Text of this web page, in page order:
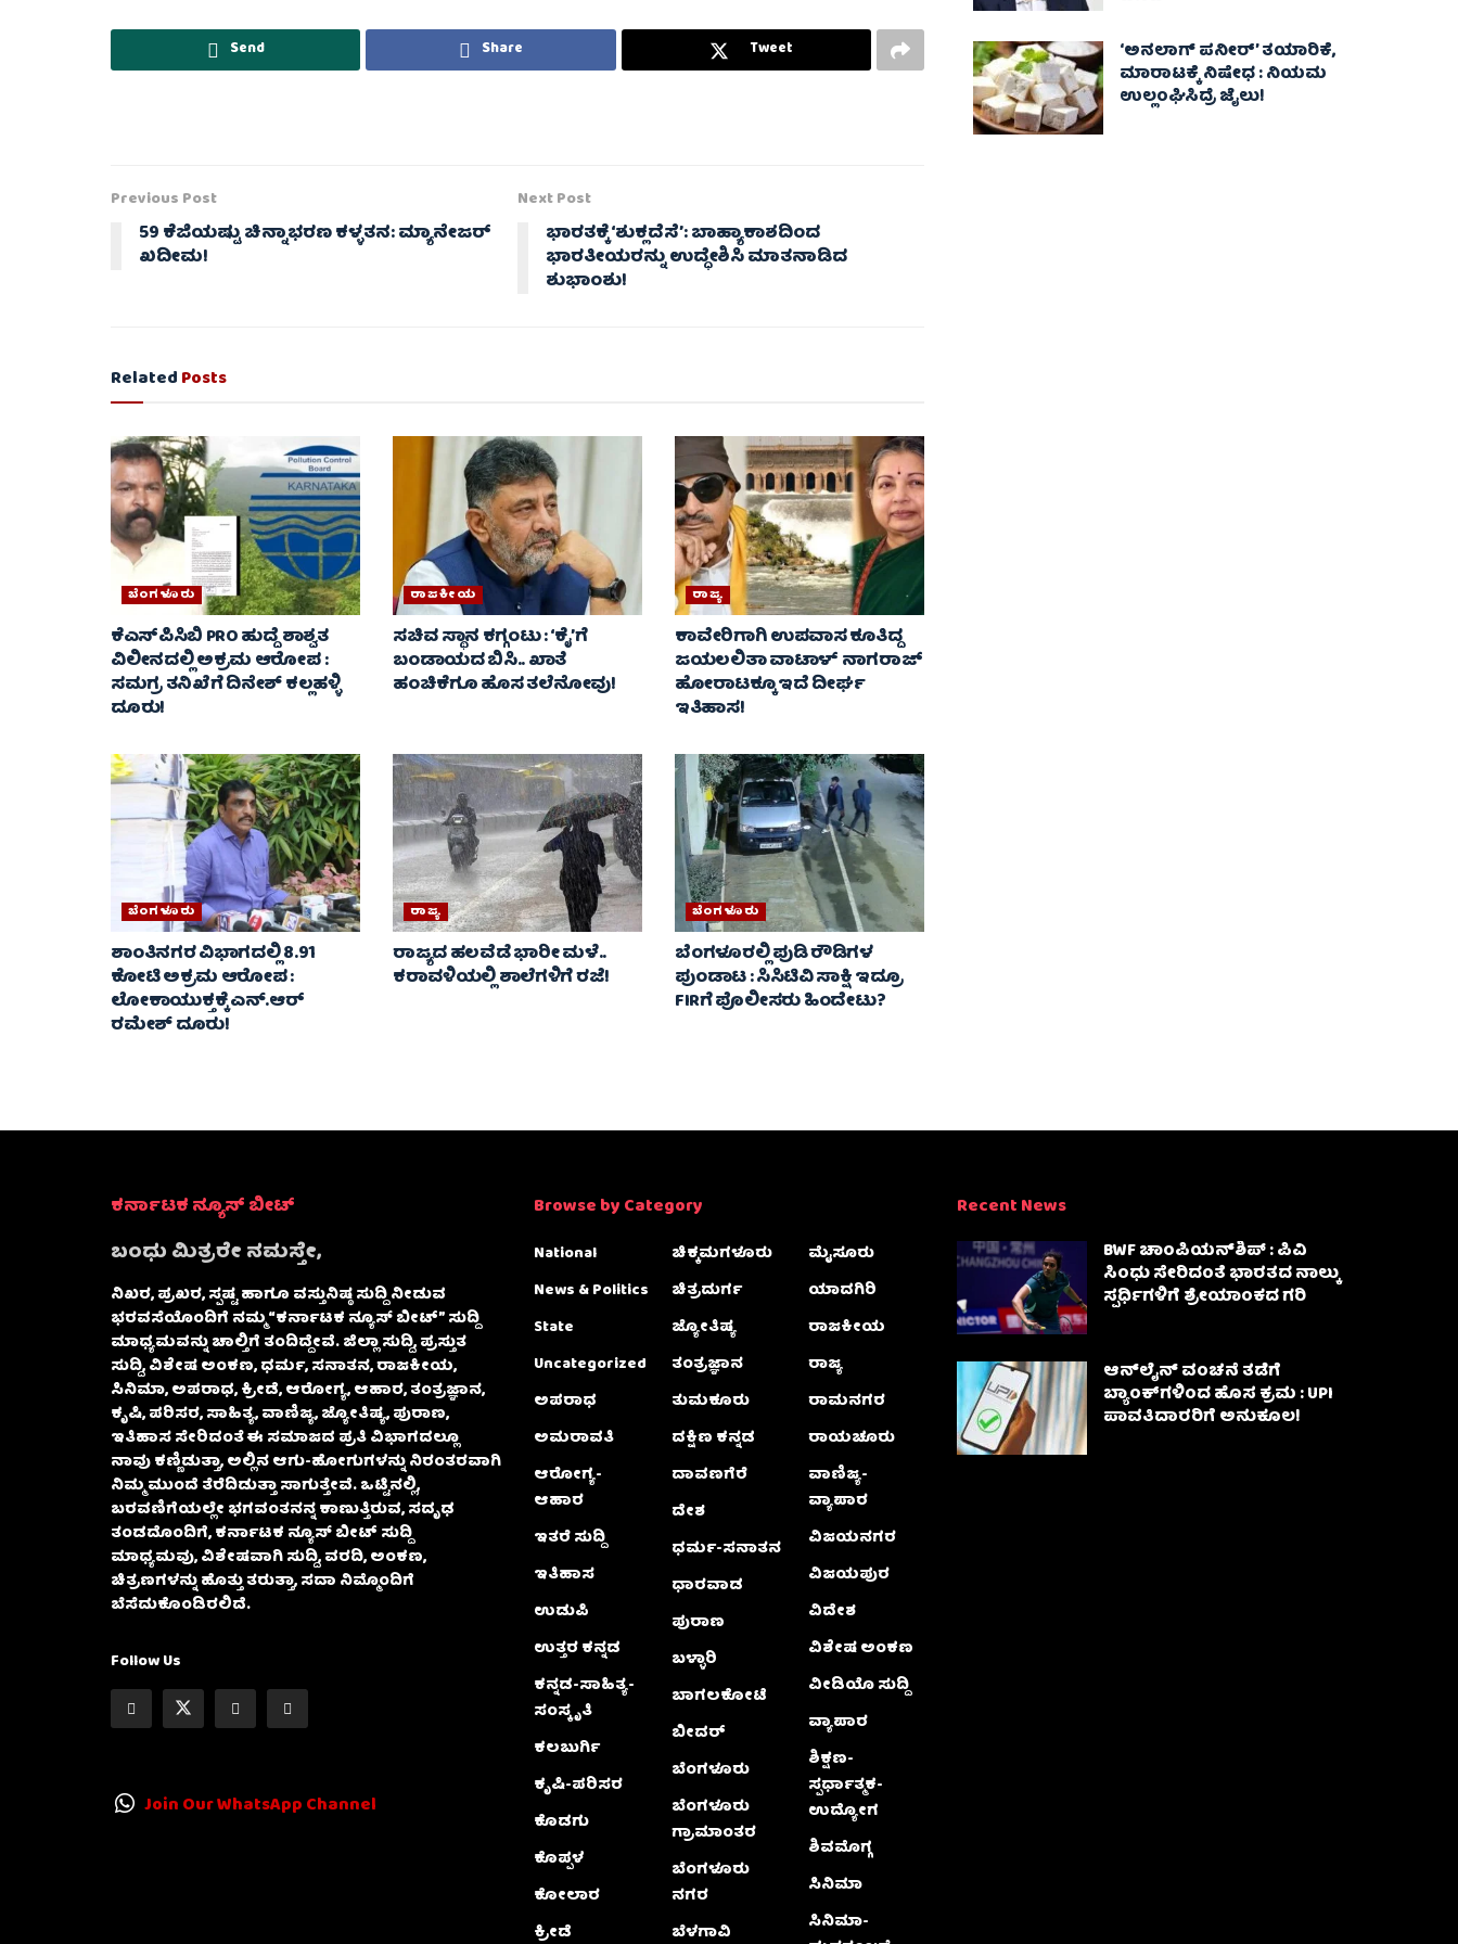
Send Share Tweet
Previous Post
59 ಕೆಜಿಯಷ್ಟು ಚಿನ್ನಾಭರಣ ಕಳ್ಳತನ: ಮ್ಯಾನೇಜರ್
ಖದೀಮ!
Next Post
ಭಾರತಕ್ಕೆ ‘ಶುಕ್ಲದೆಸೆ’: ಬಾಹ್ಯಾಕಾಶದಿಂದ
ಭಾರತೀಯರನ್ನು ಉದ್ಧೇಶಿಸಿ ಮಾತನಾಡಿದ
ಶುಭಾಂಶು!
RelatedPosts
ಬೆಂಗಳೂರು
ಕೆಎಸ್‌ಪಿಸಿಬಿ PRO ಹುದ್ದೆ ಶಾಶ್ವತ
ವಿಲೀನದಲ್ಲಿ ಅಕ್ರಮ ಆರೋಪ :
ಸಮಗ್ರ ತನಿಖೆಗೆ ದಿನೇಶ್ ಕಲ್ಲಹಳ್ಳಿ
ದೂರು!
ರಾಜಕೀಯ
ಸಚಿವ ಸ್ಥಾನ ಕಗ್ಗಂಟು : ‘ಕೈ’ಗೆ
ಬಂಡಾಯದ ಬಿಸಿ.. ಖಾತೆ
ಹಂಚಿಕೆಗೂ ಹೊಸ ತಲೆನೋವು!
ರಾಜ್ಯ
ಕಾವೇರಿಗಾಗಿ ಉಪವಾಸ ಕೂತಿದ್ದ
ಜಯಲಲಿತಾ ವಾಟಾಳ್ ನಾಗರಾಜ್
ಹೋರಾಟಕ್ಕೂ ಇದೆ ದೀರ್ಘ
ಇತಿಹಾಸ!
ಬೆಂಗಳೂರು
ಶಾಂತಿನಗರ ವಿಭಾಗದಲ್ಲಿ 8.91
ಕೋಟಿ ಅಕ್ರಮ ಆರೋಪ :
ಲೋಕಾಯುಕ್ತಕ್ಕೆ ಎನ್‌.ಆರ್‌
ರಮೇಶ್‌ ದೂರು!
ರಾಜ್ಯ
ರಾಜ್ಯದ ಹಲವೆಡೆ ಭಾರೀ ಮಳೆ..
ಕರಾವಳಿಯಲ್ಲಿ ಶಾಲೆಗಳಿಗೆ ರಜೆ!
ಬೆಂಗಳೂರು
ಬೆಂಗಳೂರಲ್ಲಿ ಪುಡಿ ರೌಡಿಗಳ
ಪುಂಡಾಟ : ಸಿಸಿಟಿವಿ ಸಾಕ್ಷಿ ಇದ್ರೂ
FIRಗೆ ಪೊಲೀಸರು ಹಿಂದೇಟು?
‘ಅನಲಾಗ್ ಪನೀರ್’ ತಯಾರಿಕೆ,
ಮಾರಾಟಕ್ಕೆ ನಿಷೇಧ : ನಿಯಮ
ಉಲ್ಲಂಘಿಸಿದ್ರೆ ಜೈಲು!
ಕರ್ನಾಟಕ ನ್ಯೂಸ್ ಬೀಟ್
ಬಂಧು ಮಿತ್ರರೇ ನಮಸ್ತೇ,
ನಿಖರ, ಪ್ರಖರ, ಸ್ಪಷ್ಟ ಹಾಗೂ ವಸ್ತುನಿಷ್ಠ ಸುದ್ದಿ ನೀಡುವ
ಭರವಸೆಯೊಂದಿಗೆ ನಮ್ಮ “ಕರ್ನಾಟಕ ನ್ಯೂಸ್ ಬೀಟ್” ಸುದ್ದಿ
ಮಾಧ್ಯಮವನ್ನು ಚಾಲ್ತಿಗೆ ತಂದಿದ್ದೇವೆ. ಜಿಲ್ಲಾ ಸುದ್ದಿ, ಪ್ರಸ್ತುತ
ಸುದ್ದಿ, ವಿಶೇಷ ಅಂಕಣ, ಧರ್ಮ, ಸನಾತನ, ರಾಜಕೀಯ,
ಸಿನಿಮಾ, ಅಪರಾಧ, ಕ್ರೀಡೆ, ಆರೋಗ್ಯ, ಆಹಾರ, ತಂತ್ರಜ್ಞಾನ,
ಕೃಷಿ, ಪರಿಸರ, ಸಾಹಿತ್ಯ, ವಾಣಿಜ್ಯ, ಜ್ಯೋತಿಷ್ಯ, ಪುರಾಣ,
ಇತಿಹಾಸ ಸೇರಿದಂತೆ ಈ ಸಮಾಜದ ಪ್ರತಿ ವಿಭಾಗದಲ್ಲೂ
ನಾವು ಕಣ್ಣಿಡುತ್ತಾ, ಅಲ್ಲಿನ ಆಗು-ಹೋಗುಗಳನ್ನು ನಿರಂತರವಾಗಿ
ನಿಮ್ಮ ಮುಂದೆ ತೆರೆದಿಡುತ್ತಾ ಸಾಗುತ್ತೇವೆ. ಒಟ್ಟಿನಲ್ಲಿ,
ಬರವಣಿಗೆಯಲ್ಲೇ ಭಗವಂತನನ್ನ ಕಾಣುತ್ತಿರುವ, ಸದೃಢ
ತಂಡದೊಂದಿಗೆ, ಕರ್ನಾಟಕ ನ್ಯೂಸ್ ಬೀಟ್ ಸುದ್ದಿ
ಮಾಧ್ಯಮವು, ವಿಶೇಷವಾಗಿ ಸುದ್ದಿ, ವರದಿ, ಅಂಕಣ,
ಚಿತ್ರಣಗಳನ್ನು ಹೊತ್ತು ತರುತ್ತಾ, ಸದಾ ನಿಮ್ಮೊಂದಿಗೆ
ಬೆಸೆದುಕೊಂಡಿರಲಿದೆ.
Follow Us
Join Our WhatsApp Channel
Browse by Category
National
News & Politics
State
Uncategorized
ಅಪರಾಧ
ಅಮರಾವತಿ
ಆರೋಗ್ಯ-
ಆಹಾರ
ಇತರೆ ಸುದ್ದಿ
ಇತಿಹಾಸ
ಉಡುಪಿ
ಉತ್ತರ ಕನ್ನಡ
ಕನ್ನಡ-ಸಾಹಿತ್ಯ-
ಸಂಸ್ಕೃತಿ
ಕಲಬುರ್ಗಿ
ಕೃಷಿ-ಪರಿಸರ
ಕೊಡಗು
ಕೊಪ್ಪಳ
ಕೋಲಾರ
ಕ್ರೀಡೆ
ಚಿಕ್ಕಮಗಳೂರು
ಚಿತ್ರದುರ್ಗ
ಜ್ಯೋತಿಷ್ಯ
ತಂತ್ರಜ್ಞಾನ
ತುಮಕೂರು
ದಕ್ಷಿಣ ಕನ್ನಡ
ದಾವಣಗೆರೆ
ದೇಶ
ಧರ್ಮ-ಸನಾತನ
ಧಾರವಾಡ
ಪುರಾಣ
ಬಳ್ಳಾರಿ
ಬಾಗಲಕೋಟೆ
ಬೀದರ್
ಬೆಂಗಳೂರು
ಬೆಂಗಳೂರು
ಗ್ರಾಮಾಂತರ
ಬೆಂಗಳೂರು
ನಗರ
ಬೆಳಗಾವಿ
ಮೈಸೂರು
ಯಾದಗಿರಿ
ರಾಜಕೀಯ
ರಾಜ್ಯ
ರಾಮನಗರ
ರಾಯಚೂರು
ವಾಣಿಜ್ಯ-
ವ್ಯಾಪಾರ
ವಿಜಯನಗರ
ವಿಜಯಪುರ
ವಿದೇಶ
ವಿಶೇಷ ಅಂಕಣ
ವೀಡಿಯೊ ಸುದ್ದಿ
ವ್ಯಾಪಾರ
ಶಿಕ್ಷಣ-
ಸ್ಪರ್ಧಾತ್ಮಕ-
ಉದ್ಯೋಗ
ಶಿವಮೊಗ್ಗ
ಸಿನಿಮಾ
ಸಿನಿಮಾ-
Recent News
BWF ಚಾಂಪಿಯನ್‌ಶಿಪ್ : ಪಿವಿ
ಸಿಂಧು ಸೇರಿದಂತೆ ಭಾರತದ ನಾಲ್ಕು
ಸ್ಪರ್ಧಿಗಳಿಗೆ ಶ್ರೇಯಾಂಕದ ಗರಿ
ಆನ್‌ಲೈನ್ ವಂಚನೆ ತಡೆಗೆ
ಬ್ಯಾಂಕ್‌ಗಳಿಂದ ಹೊಸ ಕ್ರಮ : UPI
ಪಾವತಿದಾರರಿಗೆ ಅನುಕೂಲ!